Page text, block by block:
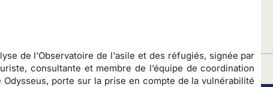
de l'Observatoire de l'asile et des réfugiés, signée par
consultante et membre de l’équipe de coordination
Odysseus, porte sur la prise en compte de la vulnérabilité